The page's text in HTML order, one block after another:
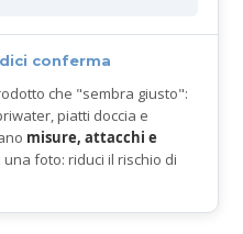
conferma
che "sembra giusto":
piatti doccia e
misure, attacchi e
una foto: riduci il rischio di